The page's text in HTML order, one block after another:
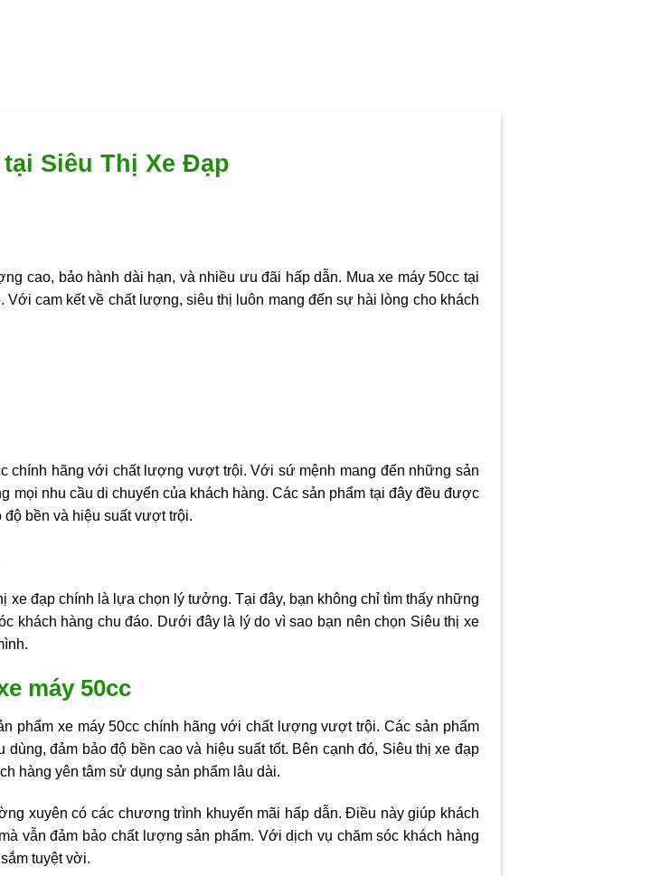
Siêu Thị Xe Đạp
cao, bảo hành dài hạn, và nhiều ưu đãi hấp dẫn. Mua xe máy 50cc tại
cam kết về chất lượng, siêu thị luôn mang đến sự hài lòng cho khách
chính hãng với chất lượng vượt trội. Với sứ mệnh mang đến những sản
mọi nhu cầu di chuyển của khách hàng. Các sản phẩm tại đây đều được
bền và hiệu suất vượt trội.
xe đạp chính là lựa chọn lý tưởng. Tại đây, bạn không chỉ tìm thấy những
khách hàng chu đáo. Dưới đây là lý do vì sao bạn nên chọn Siêu thị xe
máy 50cc
phẩm xe máy 50cc chính hãng với chất lượng vượt trội. Các sản phẩm
đảm bảo độ bền cao và hiệu suất tốt. Bên cạnh đó, Siêu thị xe đạp
hàng yên tâm sử dụng sản phẩm lâu dài.
xuyên có các chương trình khuyến mãi hấp dẫn. Điều này giúp khách
vẫn đảm bảo chất lượng sản phẩm. Với dịch vụ chăm sóc khách hàng
tuyệt vời.